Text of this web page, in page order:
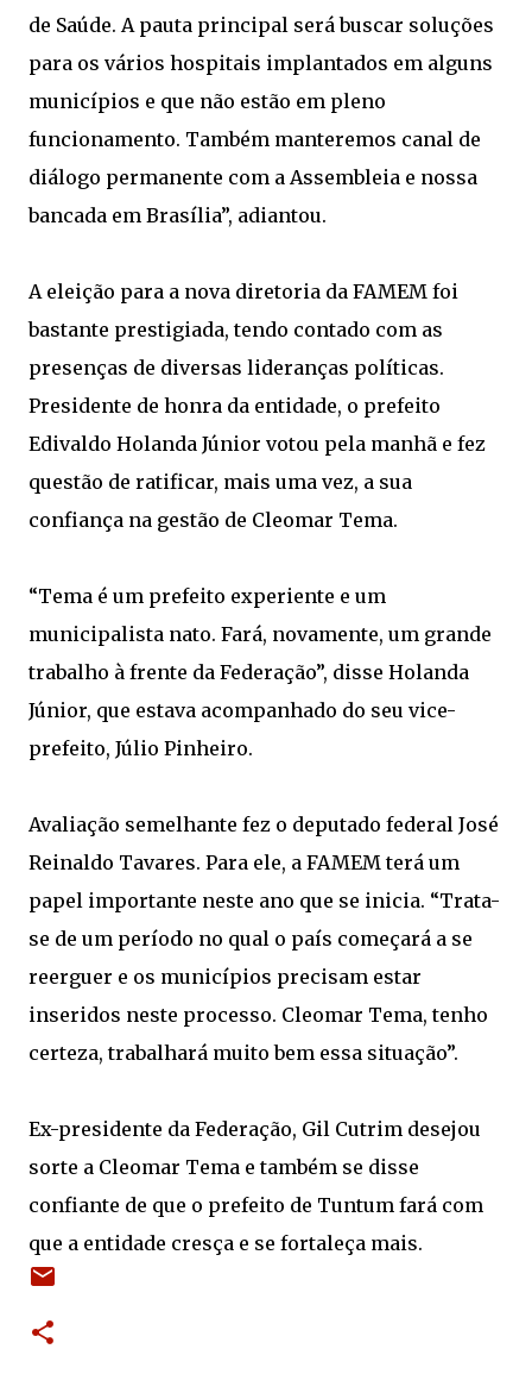
de Saúde. A pauta principal será buscar soluções
para os vários hospitais implantados em alguns
municípios e que não estão em pleno
funcionamento. Também manteremos canal de
diálogo permanente com a Assembleia e nossa
bancada em Brasília”, adiantou.
A eleição para a nova diretoria da FAMEM foi
bastante prestigiada, tendo contado com as
presenças de diversas lideranças políticas.
Presidente de honra da entidade, o prefeito
Edivaldo Holanda Júnior votou pela manhã e fez
questão de ratificar, mais uma vez, a sua
confiança na gestão de Cleomar Tema.
“Tema é um prefeito experiente e um
municipalista nato. Fará, novamente, um grande
trabalho à frente da Federação”, disse Holanda
Júnior, que estava acompanhado do seu vice-
prefeito, Júlio Pinheiro.
Avaliação semelhante fez o deputado federal José
Reinaldo Tavares. Para ele, a FAMEM terá um
papel importante neste ano que se inicia. “Trata-
se de um período no qual o país começará a se
reerguer e os municípios precisam estar
inseridos neste processo. Cleomar Tema, tenho
certeza, trabalhará muito bem essa situação”.
Ex-presidente da Federação, Gil Cutrim desejou
sorte a Cleomar Tema e também se disse
confiante de que o prefeito de Tuntum fará com
que a entidade cresça e se fortaleça mais.